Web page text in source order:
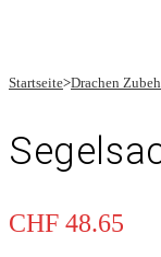
Startseite>Drachen
CHF 48.65